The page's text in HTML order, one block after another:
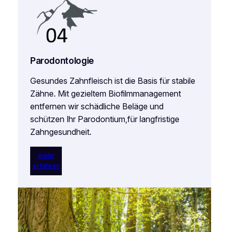
Parodontologie
Gesundes Zahnfleisch ist die Basis für stabile
Zähne. Mit gezieltem Biofilmmanagement
entfernen wir schädliche Beläge und
schützen Ihr Parodontium,für langfristige
Zahngesundheit.
mehr
erfahren